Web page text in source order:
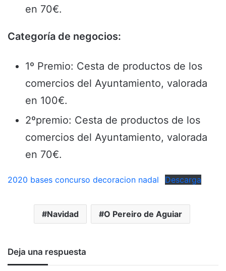
en 70€.
Categoría de negocios:
1º Premio: Cesta de productos de los
comercios del Ayuntamiento, valorada
en 100€.
2ºpremio: Cesta de productos de los
comercios del Ayuntamiento, valorada
en 70€.
2020 bases concurso decoracion nadal Descarga
Navidad O Pereiro de Aguiar
Deja una respuesta